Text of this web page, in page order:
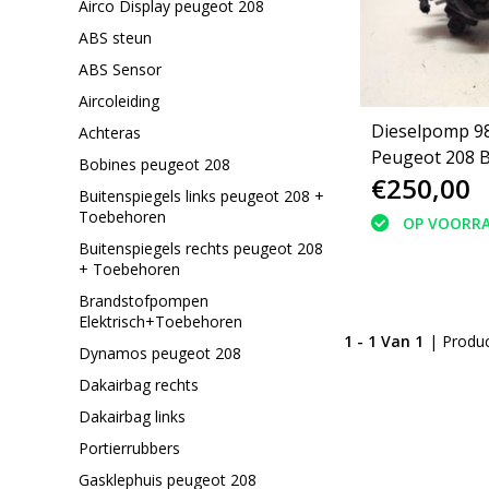
Airco Display peugeot 208
ABS steun
ABS Sensor
Aircoleiding
Achteras
Bobines peugeot 208
Buitenspiegels links peugeot 208 +
Toebehoren
Buitenspiegels rechts peugeot 208
+ Toebehoren
Brandstofpompen
Elektrisch+Toebehoren
Dynamos peugeot 208
Dakairbag rechts
Dakairbag links
Portierrubbers
Gasklephuis peugeot 208
Dieselpomp
Peugeot 208
€250,00
OP
1 - 1 Van 1 |